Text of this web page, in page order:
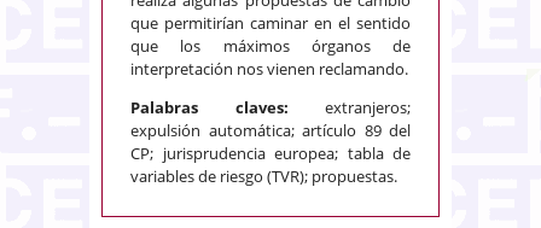
que permitirían caminar en el sentido
que los máximos órganos de
interpretación nos vienen reclamando.
Palabras claves: extranjeros;
expulsión automática; artículo 89 del
CP; jurisprudencia europea; tabla de
variables de riesgo (TVR); propuestas.